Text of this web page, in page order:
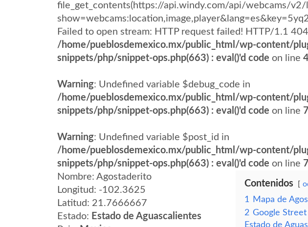
file_get_contents(https://api.windy.com/api/webcams/
Failed to open stream: HTTP request failed! HTTP/1.1
/home/pueblosdemexico.mx/public_html/wp-content/
snippets/php/snippet-ops.php(663) : eval()'d code on line 4
Warning: Undefined variable $debug_code in
/home/pueblosdemexico.mx/public_html/wp-content/
snippets/php/snippet-ops.php(663) : eval()'d code on line
Warning: Undefined variable $post_id in
/home/pueblosdemexico.mx/public_html/wp-content/
snippets/php/snippet-ops.php(663) : eval()'d code on line
Nombre: Agostaderito
Longitud: -102.3625
Latitud: 21.7666667
Estado: Estado de Aguascalientes
Contenidos
1
Mapa de
2 Google
Estado de